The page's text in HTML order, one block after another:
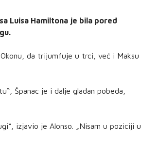
Luisa Hamiltona je bila pored
da trijumfuje u trci, već i Maksu
Španac je i dalje gladan pobeda,
izjavio je Alonso. „Nisam u poziciji u